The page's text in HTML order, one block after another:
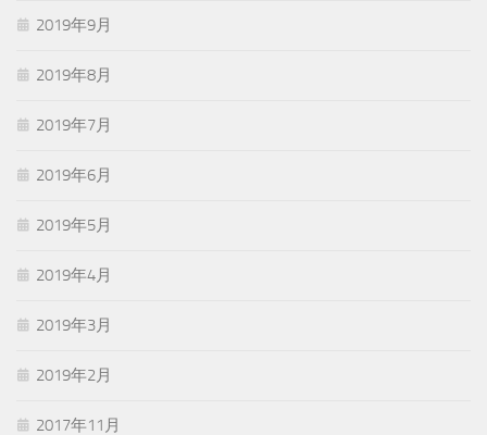
2019年9月
2019年8月
2019年7月
2019年6月
2019年5月
2019年4月
2019年3月
2019年2月
2017年11月